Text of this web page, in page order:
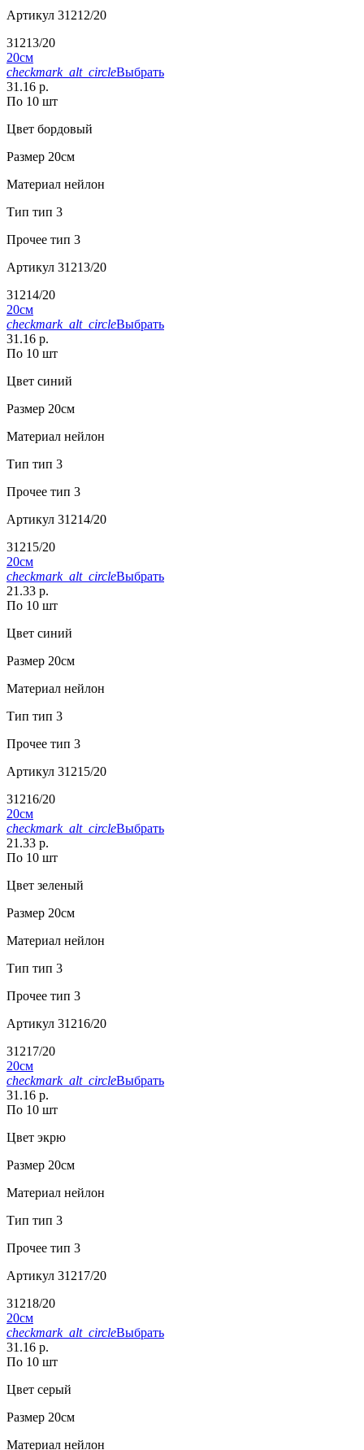
Артикул 31212/20
31213/20
20см
checkmark_alt_circleВыбрать
31.16 р.
По 10 шт
Цвет бордовый
Размер 20см
Материал нейлон
Тип тип 3
Прочее тип 3
Артикул 31213/20
31214/20
20см
checkmark_alt_circleВыбрать
31.16 р.
По 10 шт
Цвет синий
Размер 20см
Материал нейлон
Тип тип 3
Прочее тип 3
Артикул 31214/20
31215/20
20см
checkmark_alt_circleВыбрать
21.33 р.
По 10 шт
Цвет синий
Размер 20см
Материал нейлон
Тип тип 3
Прочее тип 3
Артикул 31215/20
31216/20
20см
checkmark_alt_circleВыбрать
21.33 р.
По 10 шт
Цвет зеленый
Размер 20см
Материал нейлон
Тип тип 3
Прочее тип 3
Артикул 31216/20
31217/20
20см
checkmark_alt_circleВыбрать
31.16 р.
По 10 шт
Цвет экрю
Размер 20см
Материал нейлон
Тип тип 3
Прочее тип 3
Артикул 31217/20
31218/20
20см
checkmark_alt_circleВыбрать
31.16 р.
По 10 шт
Цвет серый
Размер 20см
Материал нейлон